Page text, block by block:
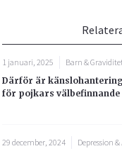
Rörelseapparaten
1 januari, 2025
Barn &
Därför är
för pojkars välbefinnande
29 december, 2024
Depression